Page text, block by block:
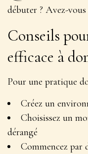
débuter ? Avez-vous
Conseils
efficace à
Pour une pratique
Créez un
Choisissez un
dérangé
Commencez par